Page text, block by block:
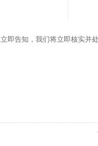
即告知，我们将立即核实并处